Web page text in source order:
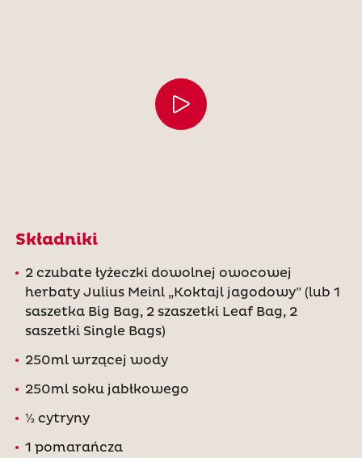
Składniki
2 czubate łyżeczki dowolnej owocowej
herbaty Julius Meinl „Koktajl jagodowy” (lub 1
saszetka Big Bag, 2 szaszetki Leaf Bag, 2
saszetki Single Bags)
250ml wrzącej wody
250ml soku jabłkowego
½ cytryny
1 pomarańcza